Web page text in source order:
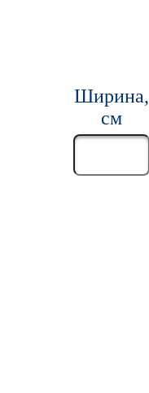
Ширина,
см